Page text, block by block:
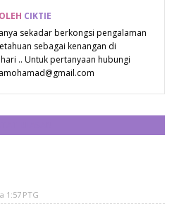
CIKTIE
sekadar berkongsi pengalaman
sebagai kenangan di
.. Untuk pertanyaan hubungi
1:57 PTG